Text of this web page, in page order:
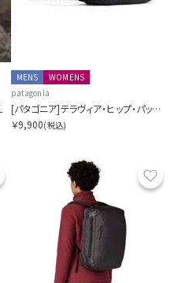
MENS
WOMENS
patagonia
[パタゴニア]テラヴィア・ヒップ・パック 4L
￥9,900(税込)
お気に入り